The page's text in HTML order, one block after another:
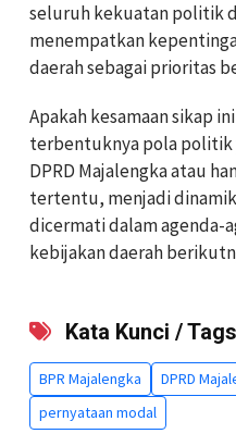
seluruh kekuatan politik
menempatkan
daerah sebagai prioritas
Apakah kesamaan sikap
terbentuknya pola
DPRD Majalengka atau
tertentu, menjadi
dicermati dalam agenda-
kebijakan daerah
Kata Kunci / Tags
BPR Majalengka DPRD
pernyataan modal